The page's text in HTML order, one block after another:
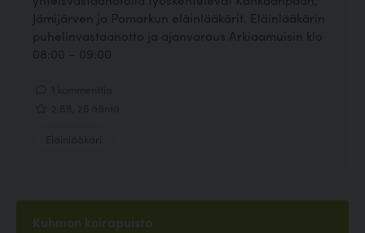
Jämijärven ja Pomarkun eläinlääkärit. Eläinlääkärin
puhelinvastaanotto ja ajanvaraus Arkiaamuisin klo
08:00 – 09:00
Kuhmon koirapuisto